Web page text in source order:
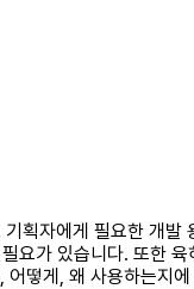
획자에게 필요한 개
요가 있습니다. 또한
떻게, 왜 사용하는지